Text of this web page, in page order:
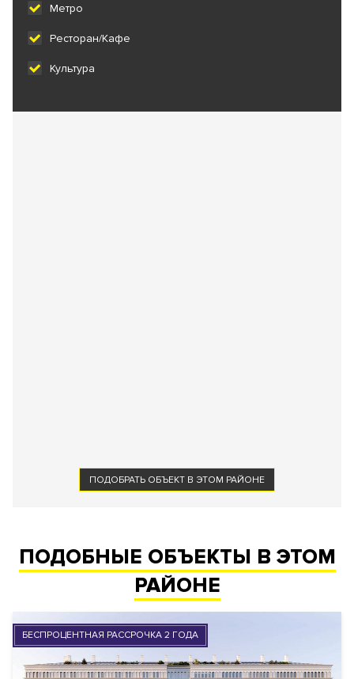
Метро
Ресторан/Кафе
Культура
ПОДОБРАТЬ ОБЪЕКТ В ЭТОМ РАЙОНЕ
ПОДОБНЫЕ ОБЪЕКТЫ В ЭТОМ
РАЙОНЕ
БЕСПРОЦЕНТНАЯ РАССРОЧКА 2 ГОДА